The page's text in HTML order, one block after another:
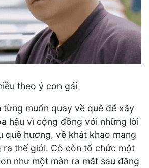
theo ý con gái
muốn quay về quê để xây
hậu vì cộng đồng với những lời
quê hương, về khát khao mang
ra thế giới. Cô còn tổ chức một
như một màn ra mắt sau đăng